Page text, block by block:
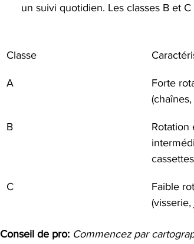
un suivi quotidien. Les classes B et
Classe
A
Forte
B
Rotation
C
Faible
(visserie,
Conseil de pro: Commencez par